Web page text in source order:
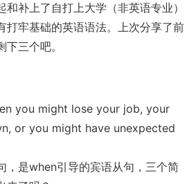
补上了自打上大学（非英语专业）
打牢基础的英语语法。上次分享了前
三个吧。
you might lose your job, your
or you might have unexpected
，是when引导的宾语从句，三个简